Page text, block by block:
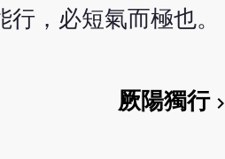
，必短氣而極也。
厥陽獨行chevron_right